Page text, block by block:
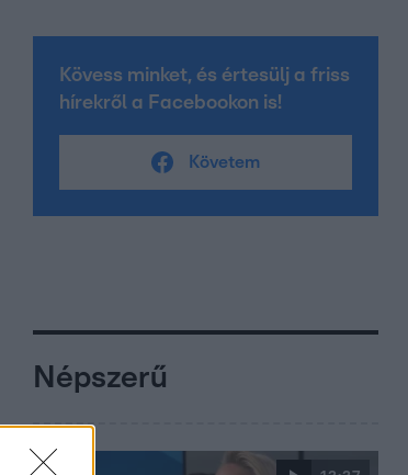
Kövess minket, és értesülj a friss
hírekről a Facebookon is!
Követem
Népszerű